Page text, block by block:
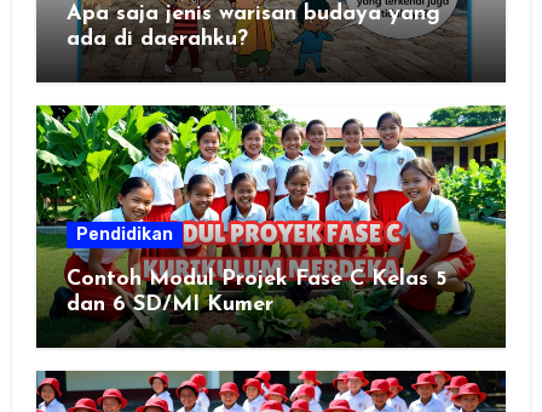
Apa saja jenis warisan budaya yang
ada di daerahku?
Pendidikan
Contoh Modul Projek Fase C Kelas 5
dan 6 SD/MI Kumer